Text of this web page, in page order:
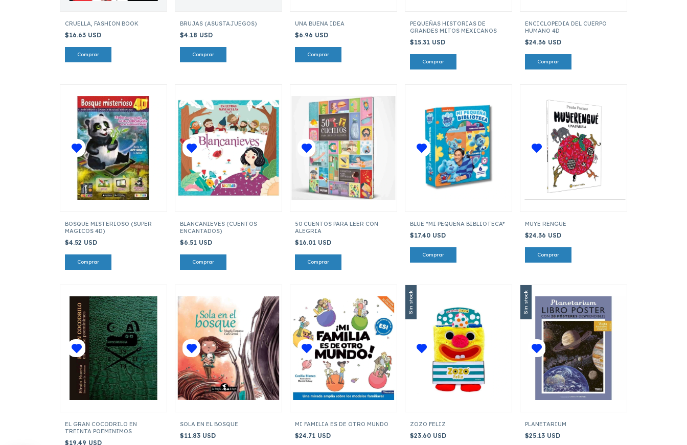
CRUELLA, FASHION BOOK
$16.63 USD
BRUJAS (ASUSTAJUEGOS)
$4.18 USD
UNA BUENA IDEA
$6.96 USD
PEQUEÑAS HISTORIAS DE
GRANDES MITOS MEXICANOS
$15.31 USD
ENCICLOPEDIA DEL CUERPO
HUMANO 4D
$24.36 USD
BOSQUE MISTERIOSO (SUPER
MAGICOS 4D)
$4.52 USD
BLANCANIEVES (CUENTOS
ENCANTADOS)
$6.51 USD
50 CUENTOS PARA LEER CON
ALEGRIA
$16.01 USD
BLUE *MI PEQUEÑA BIBLIOTECA*
$17.40 USD
MUYE RENGUE
$24.36 USD
EL GRAN COCODRILO EN
TREINTA POEMINIMOS
$19.49 USD
SOLA EN EL BOSQUE
$11.83 USD
MI FAMILIA ES DE OTRO MUNDO
$24.71 USD
Sin stock
ZOZO FELIZ
$23.60 USD
Sin stock
PLANETARIUM
$25.13 USD